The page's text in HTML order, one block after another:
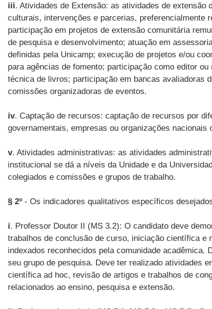
iii. Atividades de Extensão: as atividades de
culturais, intervenções e parcerias, preferencialmente
participação em projetos de extensão comunitária
de pesquisa e desenvolvimento; atuação em
definidas pela Unicamp; execução de projetos e/ou
para agências de fomento; participação como editor
técnica de livros; participação em bancas avaliadoras
comissões organizadoras de eventos.
iv. Captação de recursos: captação de recursos por
governamentais, empresas ou organizações
v. Atividades administrativas: as atividades
institucional se dá a níveis da Unidade e da
colegiados e comissões e grupos de trabalho.
§ 2º - Os indicadores qualitativos específicos
i. Professor Doutor II (MS 3.2): O candidato deve
trabalhos de conclusão de curso, iniciação científica e
indexados reconhecidos pela comunidade
seu grupo de pesquisa. Deve ter realizado atividades
científica ad hoc, revisão de artigos e trabalhos de
relacionados ao ensino, pesquisa e extensão.